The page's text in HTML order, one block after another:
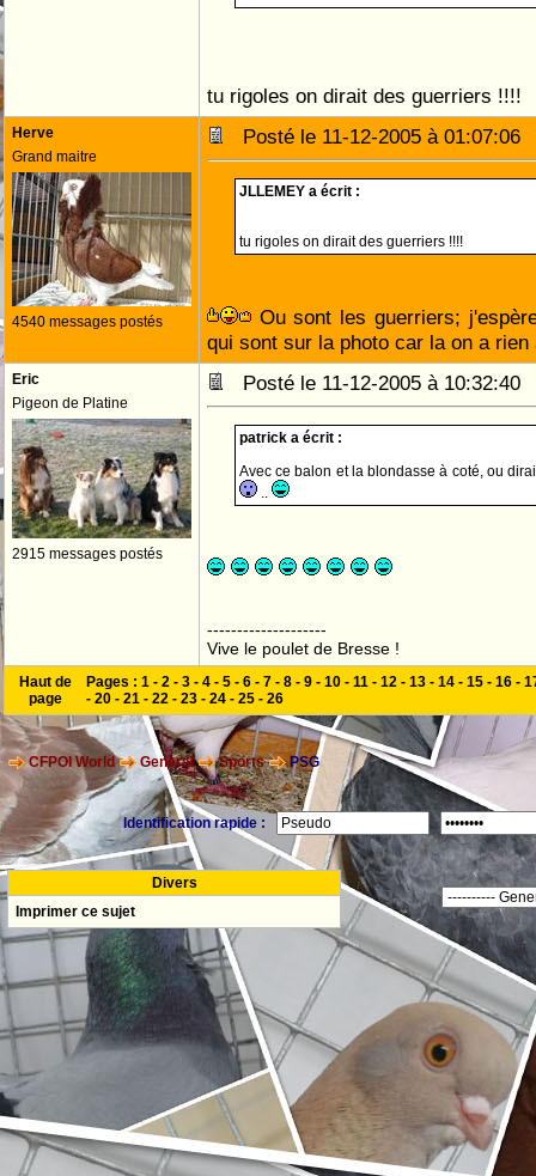
tu rigoles on dirait des guerriers !!!!
Herve
Grand maitre
4540 messages postés
Posté le 11-12-2005 à
JLLEMEY a écrit :
tu rigoles on dirait des guerriers !!!!
Ou sont les guerriers;
qui sont sur la photo car la on a
Eric
Pigeon de Platine
2915 messages postés
Posté le 11-12-2005 à
patrick a écrit :
Avec ce balon et la blondasse à coté, ou
..
--------------------
Vive le poulet de Bresse !
Haut de
page
Pages : 1 - 2 - 3 - 4 - 5 - 6 - 7 - 8 - 9 - 10 - 11 - 12 - 13 - 14 - 15 - 16 -
- 20 - 21 - 22 - 23 - 24 - 25 - 26
CFPOI World General Sports PSG
Identification rapide :
Divers
Imprimer ce sujet